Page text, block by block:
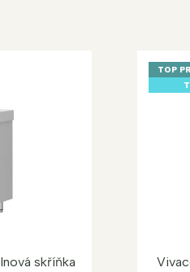
skříňka
TOP